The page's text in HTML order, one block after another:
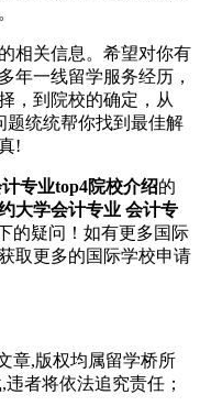
的相关信息。希望对你有
年一线留学服务经历，
，到院校的确定，从
题统统帮你找到最佳解
!
专业top4院校介绍的
大学会计专业 会计专
的疑问！如有更多国际
获取更多的国际学校申请
章,版权均属留学桥所
者将依法追究责任；